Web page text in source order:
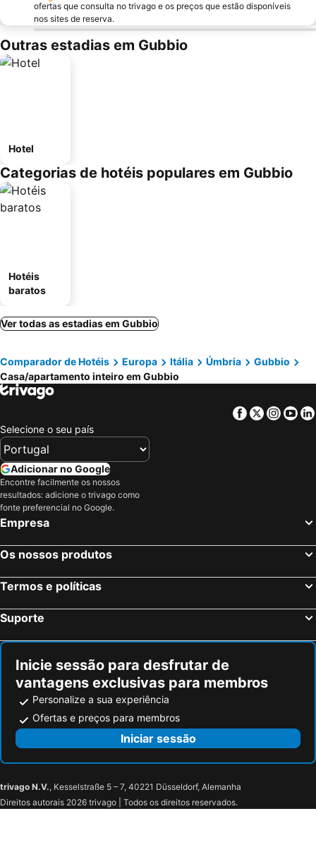
ofertas que consulta no trivago e os preços que estão disponíveis
nos sites de reserva.
Outras estadias em Gubbio
Hotel
Categorias de hotéis populares em Gubbio
Hotéis
baratos
Ver todas as estadias em Gubbio
Comparador de Hotéis Europa Itália Úmbria
Gubbio
Casa/apartamento inteiro em Gubbio
Facebook
Twitter
Selecione o seu país
Adicionar no Google
Encontre facilmente os nossos
resultados: adicione o trivago como
fonte preferencial no Google.
Empresa
Os nossos produtos
Termos e políticas
Suporte
Inicie sessão para desfrutar de
vantagens exclusivas para membros
Personalize a sua experiência
Ofertas e preços para membros
Iniciar sessão
trivago N.V., Kesselstraße 5 – 7, 40221 Düsseldorf, Alemanha
Direitos autorais 2026 trivago | Todos os direitos reservados.